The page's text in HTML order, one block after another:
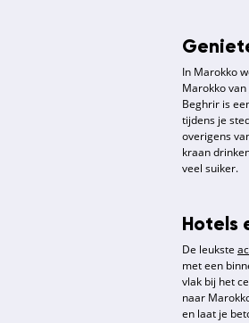
In Marokko
Marokko
Beghrir is
tijdens je
overigens
kraan
veel suiker.
Hotels
De leukste
met een
vlak bij het
naar
en laat je